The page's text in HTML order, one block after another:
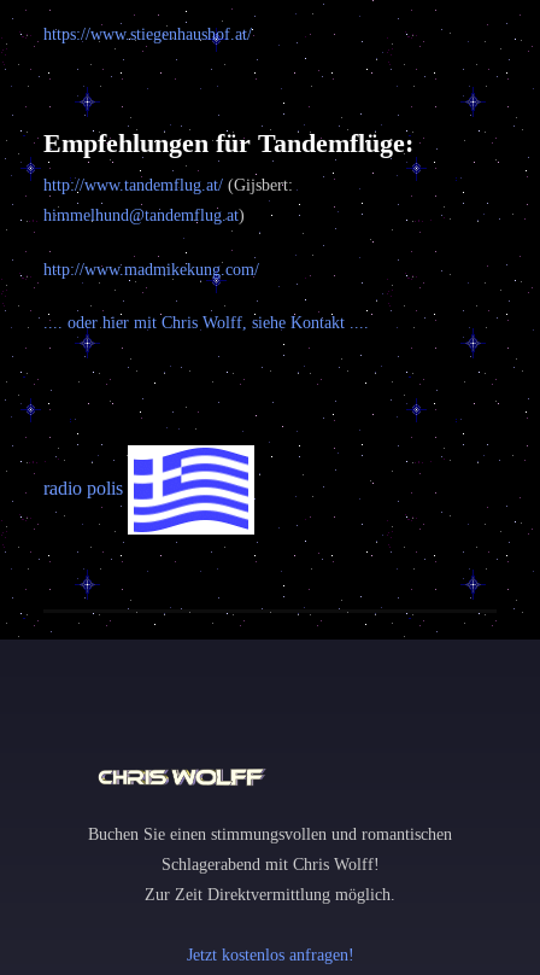
https://www.stiegenhaushof.at/
Empfehlungen für Tandemflüge:
http://www.tandemflug.at/(Gijsbert:
himmelhund@tandemflug.at)
http://www.madmikekung.com/
.... oder hier mit Chris Wolff, siehe Kontakt ....
radio polis
Buchen Sie einen stimmungsvollen und romantischen
Schlagerabend mit Chris Wolff!
Zur Zeit Direktvermittlung möglich.
Jetzt kostenlos anfragen!